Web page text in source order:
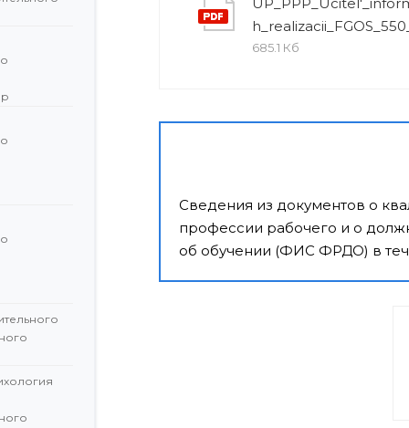
685.1 Кб
Сведения из документов о
профессии рабочего и о
об обучении (ФИС ФРДО) в